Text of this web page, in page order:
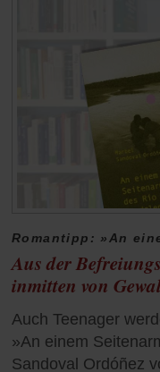
Romantipp: »An
Aus der
inmitten von
Auch Teenager
»An einem
Sandoval Ordóñez